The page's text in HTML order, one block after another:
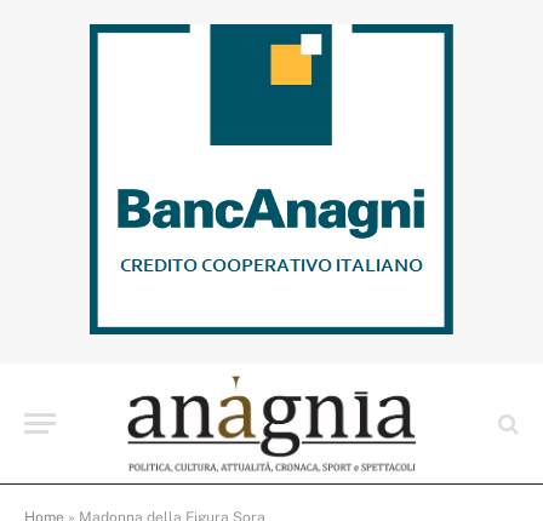
Home » Madonna della Figura Sora